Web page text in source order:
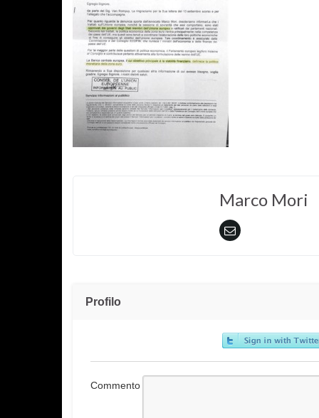
Marco Mori
Profilo
Commento